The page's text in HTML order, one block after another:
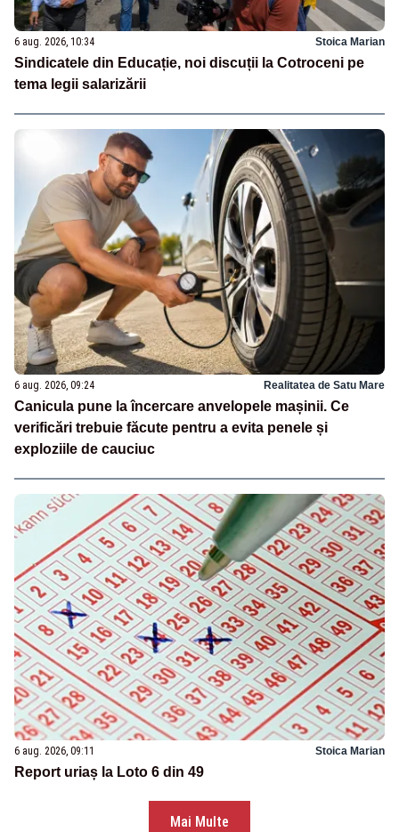
6 aug. 2026, 10:34 Stoica Marian
Sindicatele din Educație, noi discuții la Cotroceni pe
tema legii salarizării
6 aug. 2026, 09:24 Realitatea de Satu Mare
Canicula pune la încercare anvelopele mașinii. Ce
verificări trebuie făcute pentru a evita penele și
exploziile de cauciuc
6 aug. 2026, 09:11 Stoica Marian
Report uriaș la Loto 6 din 49
Mai Multe